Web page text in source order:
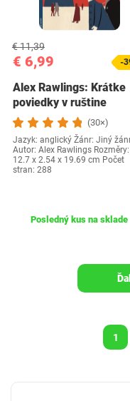
€ 6,99
€ 11,39
-
Alex Rawlings: Krátke
poviedky v ruštine
(30×)
Jazyk: anglický Žánr: Jiný
Autor: Alex Rawlings Rozměry‏:
‎12.7 x 2.54 x 19.69 cm Počet
stran: 288
Posledný kus na sklade
1